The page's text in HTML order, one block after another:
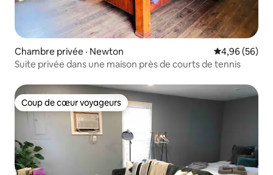
Chambre privée · Newton Note
4,96 (56)
Suite privée dans une maison près de courts de tennis
Coup de cœur voyageurs
Coup de cœur voyageurs